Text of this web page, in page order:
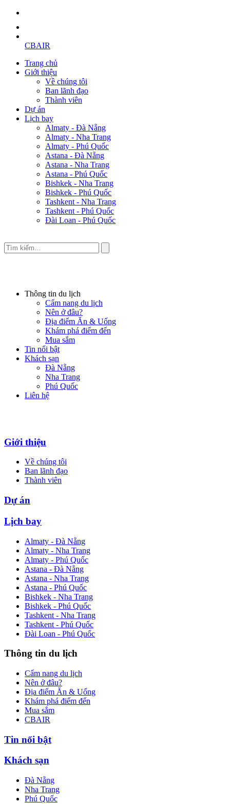
CBAIR
Trang chủ
Giới thiệu
Về chúng tôi
Ban lãnh đạo
Thành viên
Dự án
Lịch bay
Almaty - Đà Nẵng
Almaty - Nha Trang
Almaty - Phú Quốc
Astana - Đà Nẵng
Astana - Nha Trang
Astana - Phú Quốc
Bishkek - Nha Trang
Bishkek - Phú Quốc
Tashkent - Nha Trang
Tashkent - Phú Quốc
Đài Loan - Phú Quốc
Thông tin du lịch
Cẩm nang du lịch
Nên ở đâu?
Địa điểm Ăn & Uống
Khám phá điểm đến
Mua sắm
Tin nổi bật
Khách sạn
Đà Nẵng
Nha Trang
Phú Quốc
Liên hệ
Giới thiệu
Về chúng tôi
Ban lãnh đạo
Thành viên
Dự án
Lịch bay
Almaty - Đà Nẵng
Almaty - Nha Trang
Almaty - Phú Quốc
Astana - Đà Nẵng
Astana - Nha Trang
Astana - Phú Quốc
Bishkek - Nha Trang
Bishkek - Phú Quốc
Tashkent - Nha Trang
Tashkent - Phú Quốc
Đài Loan - Phú Quốc
Thông tin du lịch
Cẩm nang du lịch
Nên ở đâu?
Địa điểm Ăn & Uống
Khám phá điểm đến
Mua sắm
CBAIR
Tin nổi bật
Khách sạn
Đà Nẵng
Nha Trang
Phú Quốc